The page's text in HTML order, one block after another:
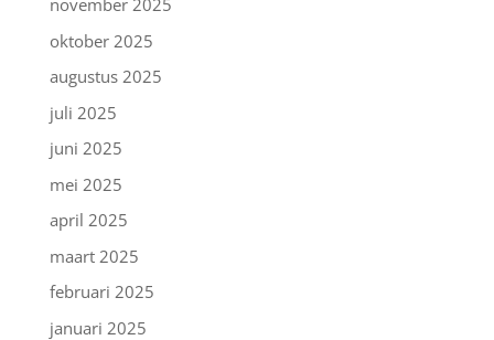
november 2025
oktober 2025
augustus 2025
juli 2025
juni 2025
mei 2025
april 2025
maart 2025
februari 2025
januari 2025